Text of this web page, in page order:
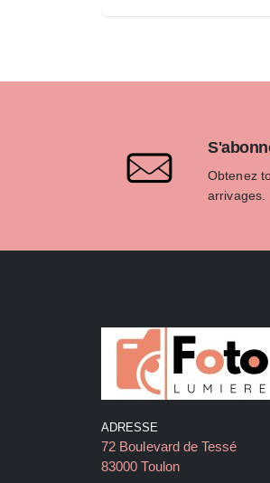
Obtenez
arrivages.
ADRESSE
72 Boulevard de Tessé
83000 Toulon